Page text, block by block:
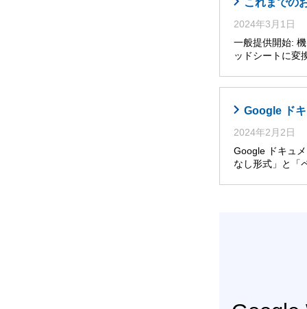
これまでの
2024年3月1日
一般提供開始:
ッドシートに変
Google ド
2024年2月2日
Google ドキュ
なし形式」と「